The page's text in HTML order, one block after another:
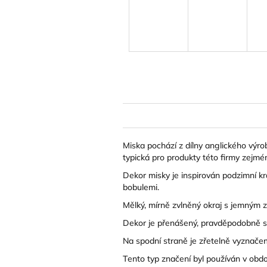
Miska pochází z dílny anglického
typická pro produkty této firmy
Dekor misky je inspirován podzimní
bobulemi.
Mělký, mírně zvlněný okraj s jemným
Dekor je přenášený, pravděpodobně
Na spodní straně je zřetelně
Tento typ značení byl používán v